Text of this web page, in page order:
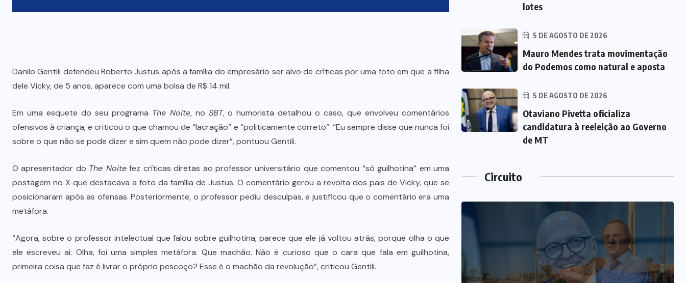
Danilo Gentili defendeu Roberto Justus após a família do empresário ser alvo de críticas por uma foto em que a filha
dele Vicky, de 5 anos, aparece com uma bolsa de R$ 14 mil.
Em uma esquete do seu programa The Noite, no SBT, o humorista detalhou o caso, que envolveu comentários
ofensivos à criança, e criticou o que chamou de “lacração” e “politicamente correto”. “Eu sempre disse que nunca foi
sobre o que não se pode dizer e sim quem não pode dizer”, pontuou Gentili.
O apresentador do The Noitefez críticas diretas ao professor universitário que comentou “só guilhotina” em uma
postagem no X que destacava a foto da família de Justus. O comentário gerou a revolta dos pais de Vicky, que se
posicionaram após as ofensas. Posteriormente, o professor pediu desculpas, e justificou que o comentário era uma
metáfora.
“Agora, sobre o professor intelectual que falou sobre guilhotina, parece que ele já voltou atrás, porque olha o que
ele escreveu aí: Olha, foi uma simples metáfora. Que machão. Não é curioso que o cara que fala em guilhotina,
primeira coisa que faz é livrar o próprio pescoço? Esse é o machão da revolução”, criticou Gentili.
lotes
5 DE AGOSTO DE 2026
Mauro Mendes trata movimentação
do Podemos como natural e aposta
5 DE AGOSTO DE 2026
Otaviano Pivetta oficializa
candidatura à reeleição ao Governo
de MT
Circuito